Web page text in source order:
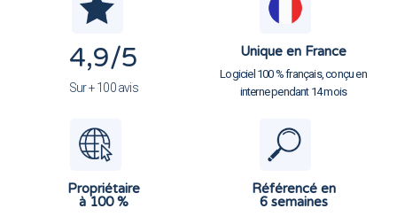
4,9/5
Sur + 100 avis
Unique en France
Logiciel 100 % français, conçu en
interne pendant 14 mois
Propriétaire
à 100 %
Référencé en
6 semaines